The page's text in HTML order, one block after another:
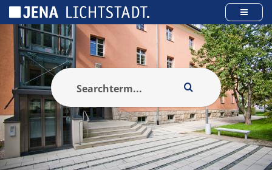
Panel zarządzania plikami cookies